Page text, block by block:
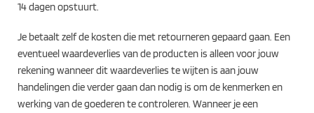
14 dagen opstuurt.
Je betaalt zelf de kosten die met retourneren gepaard gaan. Een
eventueel waardeverlies van de producten is alleen voor jouw
rekening wanneer dit waardeverlies te wijten is aan jouw
handelingen die verder gaan dan nodig is om de kenmerken en
werking van de goederen te controleren. Wanneer je een